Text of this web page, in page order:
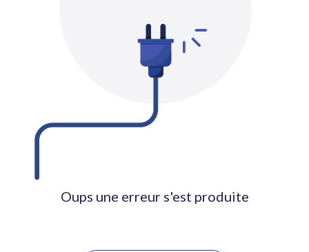
Oups une erreur s'est produite